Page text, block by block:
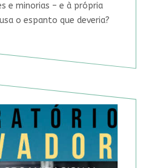
e minorias – e à própria
o espanto que deveria?